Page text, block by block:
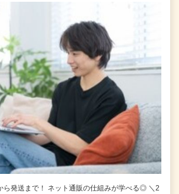
ら発送まで！ ネット通販の仕組みが学べる◎ ＼2